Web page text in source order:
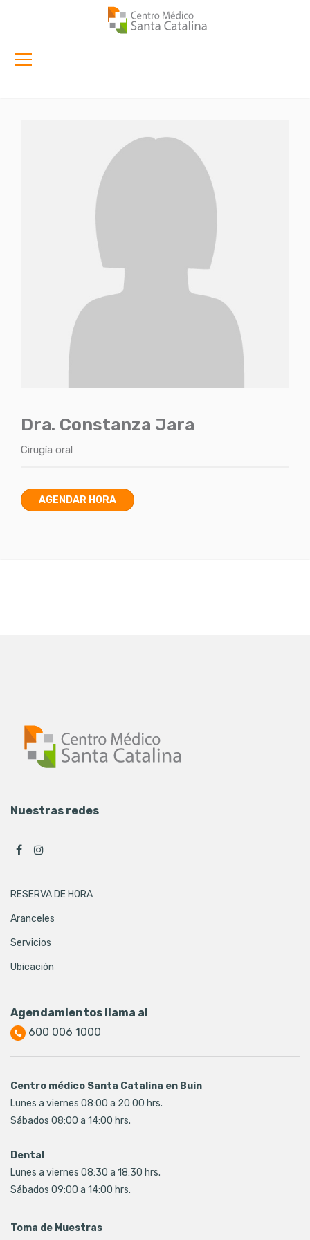
Dra. Constanza Jara
Cirugía oral
AGENDAR HORA
Nuestras redes
RESERVA DE HORA
Aranceles
Servicios
Ubicación
Agendamientos llama al
600 006 1000
Centro médico Santa Catalina en Buin
Lunes a viernes 08:00 a 20:00 hrs.
Sábados 08:00 a 14:00 hrs.
Dental
Lunes a viernes 08:30 a 18:30 hrs.
Sábados 09:00 a 14:00 hrs.
Toma de Muestras